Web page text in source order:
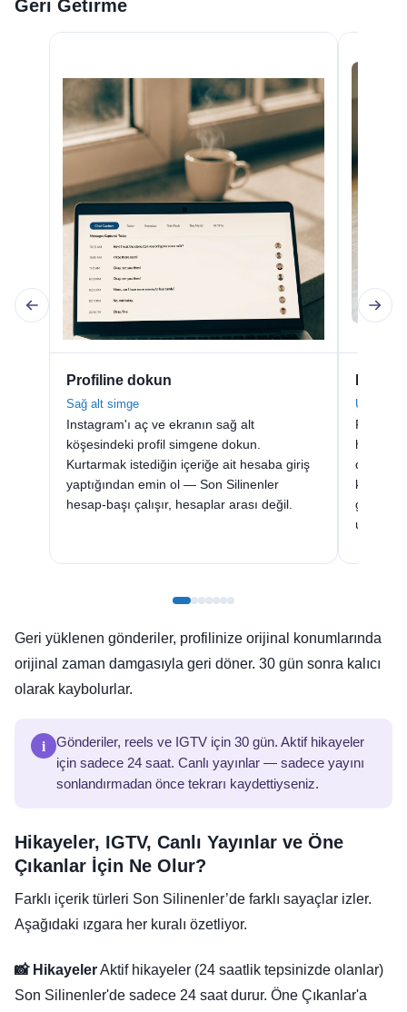
Geri Getirme
Profiline dokun
Sağ alt simge
Instagram'ı aç ve ekranın sağ alt
köşesindeki profil simgene dokun.
Kurtarmak istediğin içeriğe ait hesaba giriş
yaptığından emin ol — Son Silinenler
hesap-başı çalışır, hesaplar arası değil.
Üç çizgi,
Profil
dokun.
uzun
Geri yüklenen gönderiler, profilinize orijinal konumlarında
orijinal zaman damgasıyla geri döner. 30 gün sonra kalıcı
olarak kaybolurlar.
i
Gönderiler, reels ve IGTV için 30 gün. Aktif hikayeler
için sadece 24 saat. Canlı yayınlar — sadece yayını
sonlandırmadan önce tekrarı kaydettiyseniz.
Hikayeler, IGTV, Canlı Yayınlar ve Öne
Çıkanlar İçin Ne Olur?
Farklı içerik türleri Son Silinenler’de farklı sayaçlar izler.
Aşağıdaki ızgara her kuralı özetliyor.
📸 HikayelerAktif hikayeler (24 saatlik tepsinizde olanlar)
Son Silinenler'de sadece 24 saat durur. Öne Çıkanlar'a